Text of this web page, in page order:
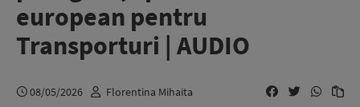
european pentru
Transporturi | AUDIO
08/05/2026 Florentina Mihaita